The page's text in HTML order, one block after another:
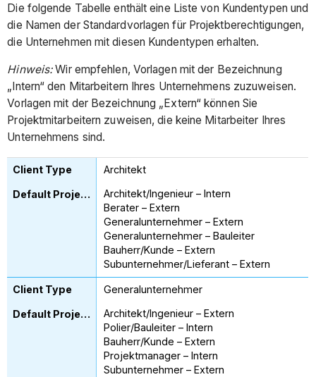
Die folgende Tabelle enthält eine Liste von Kundentypen und
die Namen der Standardvorlagen für Projektberechtigungen,
die Unternehmen mit diesen Kundentypen erhalten.
Hinweis:Wir empfehlen, Vorlagen mit der Bezeichnung
„Intern“ den Mitarbeitern Ihres Unternehmens zuzuweisen.
Vorlagen mit der Bezeichnung „Extern“ können Sie
Projektmitarbeitern zuweisen, die keine Mitarbeiter Ihres
Unternehmens sind.
Architekt
Architekt/Ingenieur – Intern
Berater – Extern
Generalunternehmer – Extern
Generalunternehmer – Bauleiter
Bauherr/Kunde – Extern
Subunternehmer/Lieferant – Extern
Generalunternehmer
Architekt/Ingenieur – Extern
Polier/Bauleiter – Intern
Bauherr/Kunde – Extern
Projektmanager – Intern
Subunternehmer – Extern